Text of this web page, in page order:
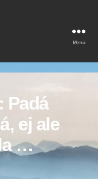
Menu
Padá
ej ale
…